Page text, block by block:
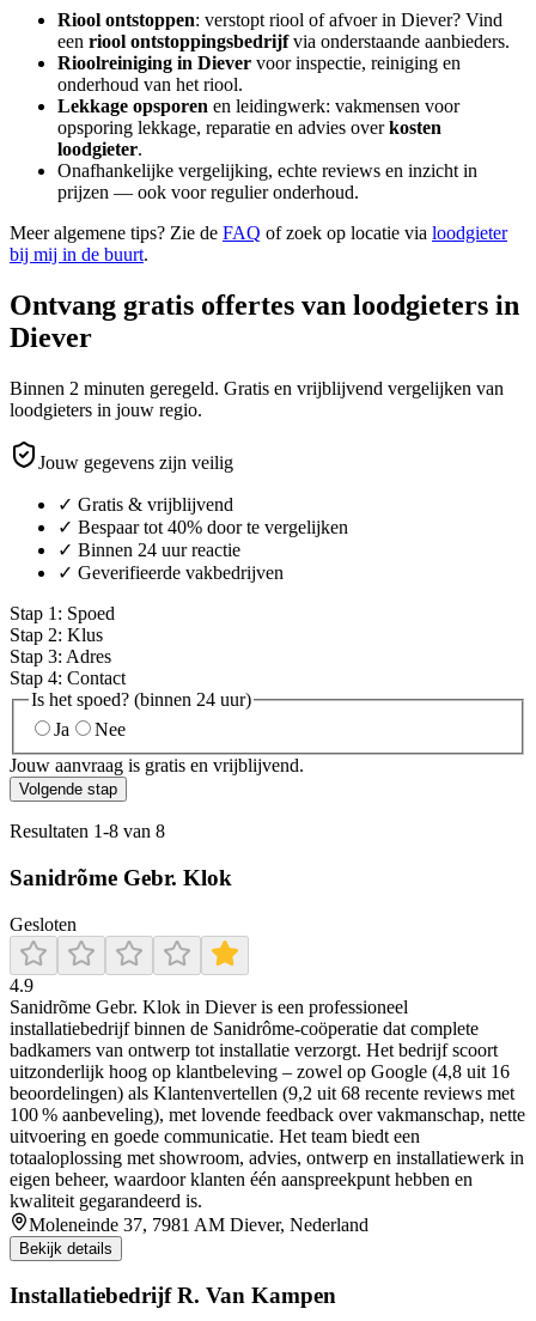
Riool ontstoppen: verstopt riool of afvoer in Diever? Vind
een riool ontstoppingsbedrijfvia onderstaande aanbieders.
Rioolreiniging in Diever voor inspectie, reiniging en
onderhoud van het riool.
Lekkage opsporen en leidingwerk: vakmensen voor
opsporing lekkage, reparatie en advies overkosten
loodgieter.
Onafhankelijke vergelijking, echte reviews en inzicht in
prijzen — ook voor regulier onderhoud.
Meer algemene tips? Zie de FAQ of zoek op locatie via loodgieter
bij mij in de buurt.
Ontvang gratis offertes van loodgieters in
Diever
Binnen 2 minuten geregeld. Gratis en vrijblijvend vergelijken van
loodgieters in jouw regio.
Jouw gegevens zijn veilig
✓ Gratis & vrijblijvend
✓ Bespaar tot 40% door te vergelijken
✓ Binnen 24 uur reactie
✓ Geverifieerde vakbedrijven
Stap 1 : Spoed
Stap 2: Klus
Stap 3: Adres
Stap 4: Contact
Is het spoed? (binnen 24 uur)
Ja
Nee
Jouw aanvraag is gratis en vrijblijvend.
Volgende stap
Resultaten 1-8 van 8
Sanidrõme Gebr. Klok
Gesloten
4.9
Sanidrõme Gebr. Klok in Diever is een professioneel
installatiebedrijf binnen de Sanidrôme-coöperatie dat complete
badkamers van ontwerp tot installatie verzorgt. Het bedrijf scoort
uitzonderlijk hoog op klantbeleving – zowel op Google (4,8 uit 16
beoordelingen) als Klantenvertellen (9,2 uit 68 recente reviews met
100 % aanbeveling), met lovende feedback over vakmanschap, nette
uitvoering en goede communicatie. Het team biedt een
totaaloplossing met showroom, advies, ontwerp en installatiewerk in
eigen beheer, waardoor klanten één aanspreekpunt hebben en
kwaliteit gegarandeerd is.
Moleneinde 37, 7981 AM Diever, Nederland
Bekijk details
Installatiebedrijf R. Van Kampen